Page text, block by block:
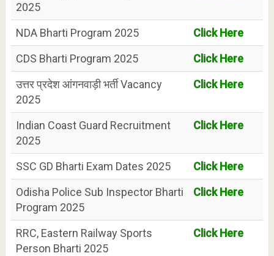
2025
NDA Bharti Program 2025
Click Here
CDS Bharti Program 2025
Click Here
उत्तर प्रदेश आंगनवाड़ी भर्ती Vacancy
2025
Click Here
Indian Coast Guard Recruitment
2025
Click Here
SSC GD Bharti Exam Dates 2025
Click Here
Odisha Police Sub Inspector Bharti
Program 2025
Click Here
RRC, Eastern Railway Sports
Person Bharti 2025
Click Here